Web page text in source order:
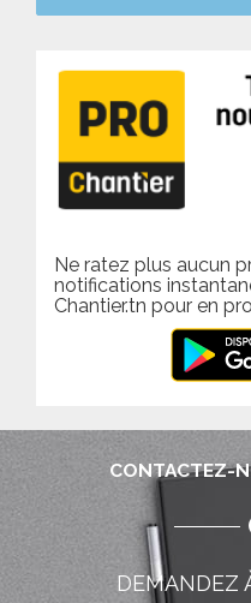
Ne ratez plus aucun
notifications
Chantier.tn pour en
CONTACTEZ-
DEMANDEZ